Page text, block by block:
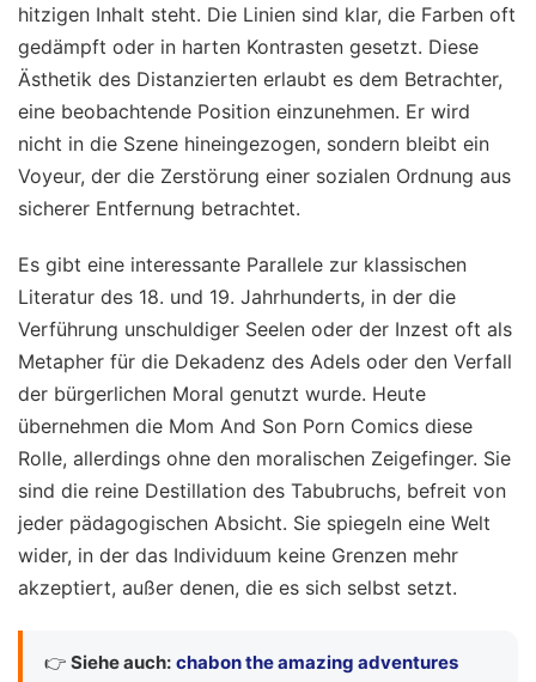
hitzigen Inhalt steht. Die Linien sind klar, die Farben oft
gedämpft oder in harten Kontrasten gesetzt. Diese
Ästhetik des Distanzierten erlaubt es dem Betrachter,
eine beobachtende Position einzunehmen. Er wird
nicht in die Szene hineingezogen, sondern bleibt ein
Voyeur, der die Zerstörung einer sozialen Ordnung aus
sicherer Entfernung betrachtet.
Es gibt eine interessante Parallele zur klassischen
Literatur des 18. und 19. Jahrhunderts, in der die
Verführung unschuldiger Seelen oder der Inzest oft als
Metapher für die Dekadenz des Adels oder den Verfall
der bürgerlichen Moral genutzt wurde. Heute
übernehmen die Mom And Son Porn Comics diese
Rolle, allerdings ohne den moralischen Zeigefinger. Sie
sind die reine Destillation des Tabubruchs, befreit von
jeder pädagogischen Absicht. Sie spiegeln eine Welt
wider, in der das Individuum keine Grenzen mehr
akzeptiert, außer denen, die es sich selbst setzt.
👉 Siehe auch: chabon the amazing adventures